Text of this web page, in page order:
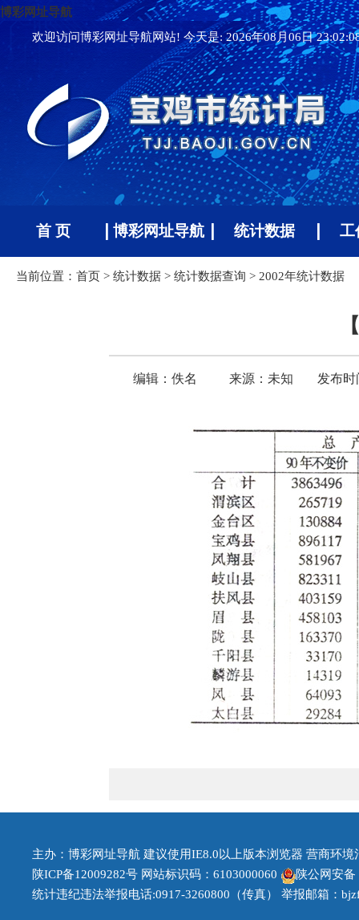
博彩网址导航
欢迎访问博彩网址导航网站! 今天是:2026年08月06日
首 页 博彩网址导航 统计数据 工
当前位置： 首页 > 统计数据 > 统计数据查询 > 2002年统计数据
编辑：佚名 来源：未知 发布时
主办：博彩网址导航 建议使用IE8.0以上版本浏览器 营商环境
陕ICP备12009282号 网站标识码：6103000060
陕公网安备
统计违纪违法举报电话:0917-3260800（传真） 举报邮箱：